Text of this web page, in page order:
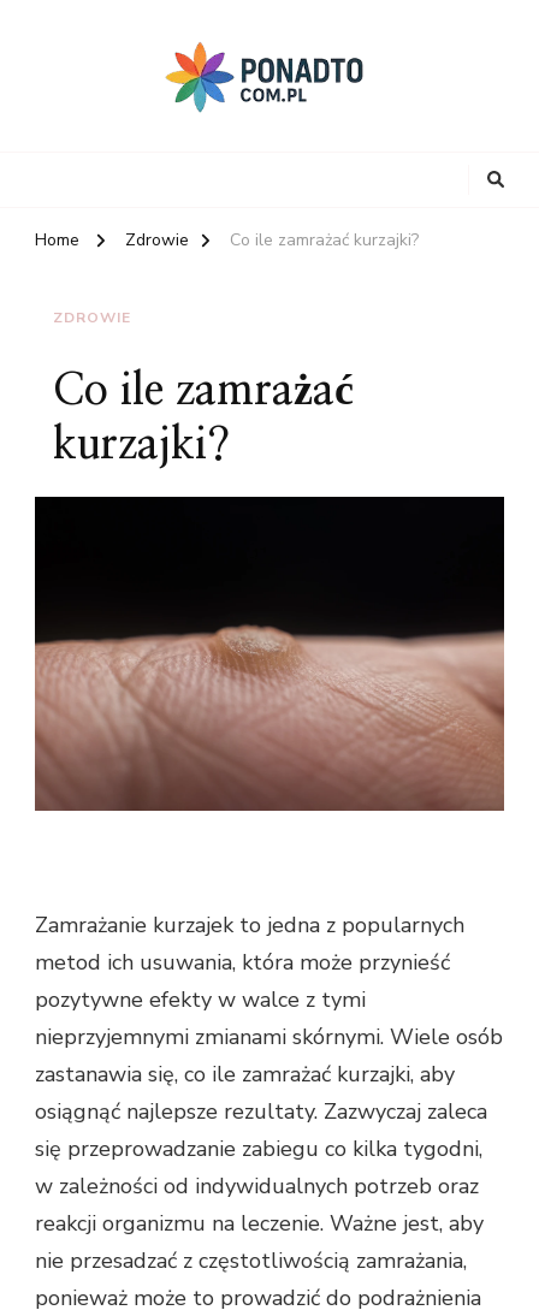
Home Zdrowie Co ile zamrażać kurzajki?
ZDROWIE
Co ile zamrażać
kurzajki?
Zamrażanie kurzajek to jedna z popularnych
metod ich usuwania, która może przynieść
pozytywne efekty w walce z tymi
nieprzyjemnymi zmianami skórnymi. Wiele osób
zastanawia się, co ile zamrażać kurzajki, aby
osiągnąć najlepsze rezultaty. Zazwyczaj zaleca
się przeprowadzanie zabiegu co kilka tygodni,
w zależności od indywidualnych potrzeb oraz
reakcji organizmu na leczenie. Ważne jest, aby
nie przesadzać z częstotliwością zamrażania,
ponieważ może to prowadzić do podrażnienia